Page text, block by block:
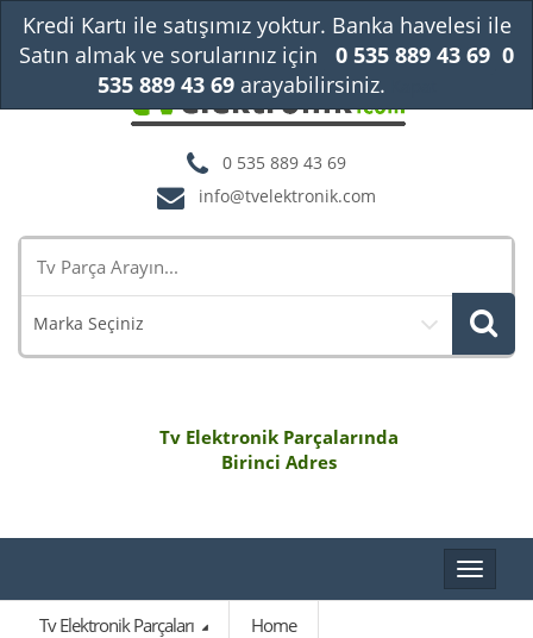
0 535 889 43 69
info@tvelektronik.com
Marka Seçiniz
Tv Elektronik Parçalarında
Birinci Adres
Toggle
Tv Elektronik Parçaları
Home
Kredi Kartı ile satışımız yoktur. Banka havelesi ile
Satın almak ve sorularınız için
0 535 889 43 69 0
535 889 43 69arayabilirsiniz.